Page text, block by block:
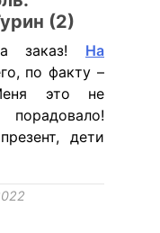
(2)
заказ! На
по факту –
это не
дети